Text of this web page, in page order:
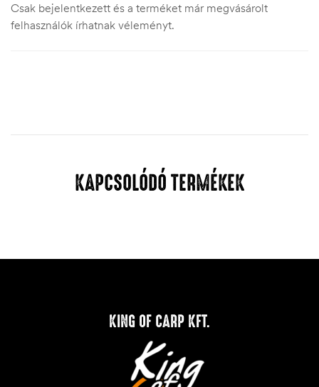
Csak bejelentkezett és a terméket már megvásárolt
felhasználók írhatnak véleményt.
KAPCSOLÓDÓ TERMÉKEK
KING OF CARP KFT.